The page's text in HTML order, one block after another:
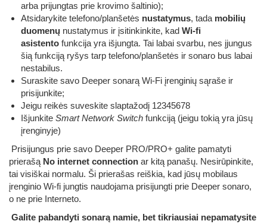
arba prijungtas prie krovimo šaltinio);
Atsidarykite telefono/planšetės nustatymus, tada mobilių
duomenų nustatymus ir įsitinkinkite, kad Wi-fi
asistento funkcija yra išjungta. Tai labai svarbu, nes įjungus
šią funkciją ryšys tarp telefono/planšetės ir sonaro bus labai
nestabilus.
Suraskite savo Deeper sonarą Wi-Fi įrenginių sąraše ir
prisijunkite;
Jeigu reikės suveskite slaptažodį 12345678
Išjunkite Smart Network Switch funkciją (jeigu tokią yra jūsų
įrenginyje)
Prisijungus prie savo Deeper PRO/PRO+ galite pamatyti
prierašą No internet connection ar kitą panašų. Nesirūpinkite,
tai visiškai normalu. Ši prierašas reiškia, kad jūsų mobilaus
įrenginio Wi-fi jungtis naudojama prisijungti prie Deeper sonaro,
o ne prie Interneto.
Galite pabandyti sonarą namie, bet tikriausiai nepamatysite